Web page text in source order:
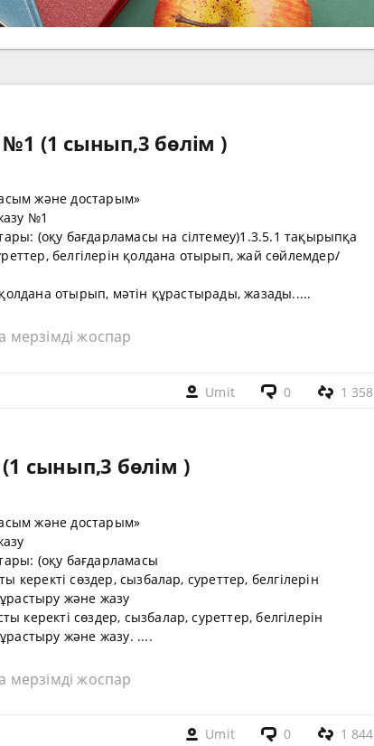
(1 сынып,3 бөлім )
және достарым»
№1
(оқу бағдарламасы на сілтемеу)1.3.5.1 тақырыпқа
белгілерін қолдана отырып, жай сөйлемдер/
отырып, мәтін құрастырады, жазады.....
жоспар
Umit 0 1 358
сынып,3 бөлім )
және достарым»
(оқу бағдарламасы
сөздер, сызбалар, суреттер, белгілерін
және жазу
сөздер, сызбалар, суреттер, белгілерін
және жазу. ....
жоспар
Umit 0 1 844